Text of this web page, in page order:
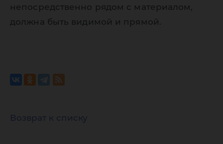
непосредственно рядом с материалом,
должна быть видимой и прямой.
Возврат к списку